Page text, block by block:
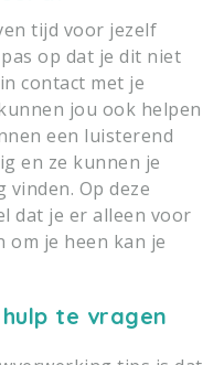
tijd voor jezelf
op dat je dit niet
contact met je
jou ook helpen
een luisterend
en ze kunnen je
Op deze
dat je er alleen voor
om je heen kan je
te vragen